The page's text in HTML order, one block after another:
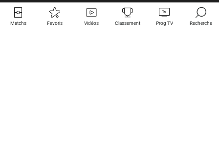
Matchs Favoris Vidéos Classement Prog TV Recherche